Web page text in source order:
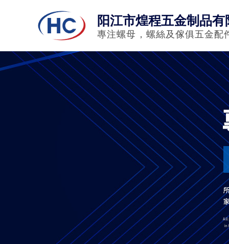
阳江市煌程五金制品有
專注螺母，螺絲及傢俱五金配